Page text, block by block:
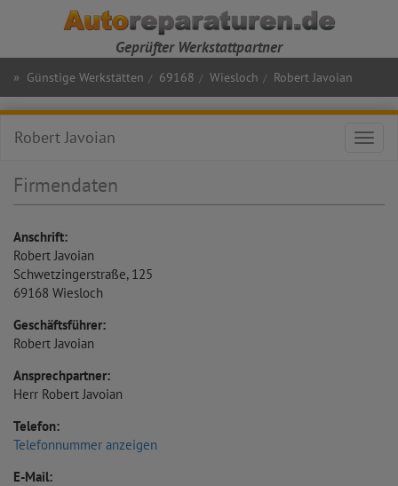
Geprüfter Werkstattpartner
» Günstige Werkstätten 69168 Wiesloch Robert Javoian
Robert Javoian
Firmendaten
Anschrift:
Robert Javoian
Schwetzingerstraße, 125
69168 Wiesloch
Geschäftsführer:
Robert Javoian
Ansprechpartner:
Herr Robert Javoian
Telefon:
Telefonnummer anzeigen
E-Mail: